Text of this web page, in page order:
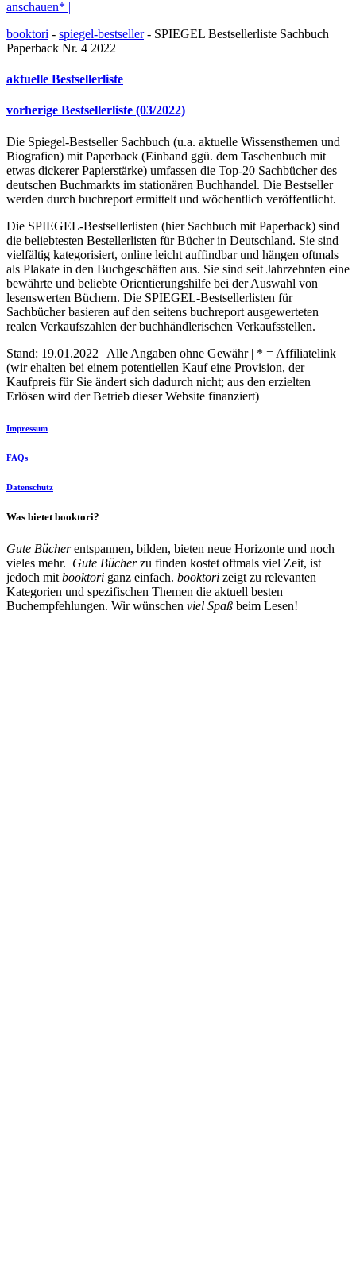
anschauen* |
booktori - spiegel-bestseller- SPIEGEL Bestsellerliste Sachbuch
Paperback Nr. 4 2022
aktuelle Bestsellerliste
vorherige Bestsellerliste (03/2022)
Die Spiegel-Bestseller Sachbuch (u.a. aktuelle Wissensthemen und
Biografien) mit Paperback (Einband ggü. dem Taschenbuch mit
etwas dickerer Papierstärke) umfassen die Top-20 Sachbücher des
deutschen Buchmarkts im stationären Buchhandel. Die Bestseller
werden durch buchreport ermittelt und wöchentlich veröffentlicht.
Die SPIEGEL-Bestsellerlisten (hier Sachbuch mit Paperback) sind
die beliebtesten Bestellerlisten für Bücher in Deutschland. Sie sind
vielfältig kategorisiert, online leicht auffindbar und hängen oftmals
als Plakate in den Buchgeschäften aus. Sie sind seit Jahrzehnten eine
bewährte und beliebte Orientierungshilfe bei der Auswahl von
lesenswerten Büchern. Die SPIEGEL-Bestsellerlisten für
Sachbücher basieren auf den seitens buchreport ausgewerteten
realen Verkaufszahlen der buchhändlerischen Verkaufsstellen.
Stand: 19.01.2022 | Alle Angaben ohne Gewähr | * = Affiliatelink
(wir ehalten bei einem potentiellen Kauf eine Provision, der
Kaufpreis für Sie ändert sich dadurch nicht; aus den erzielten
Erlösen wird der Betrieb dieser Website finanziert)
Impressum
FAQs
Datenschutz
Was bietet booktori?
Gute Bücherentspannen, bilden, bieten neue Horizonte und noch
vieles mehr. Gute Bücherzu finden kostet oftmals viel Zeit, ist
jedoch mit booktori ganz einfach. booktori zeigt zu relevanten
Kategorien und spezifischen Themen die aktuell besten
Buchempfehlungen. Wir wünschen viel Spaß beim Lesen!